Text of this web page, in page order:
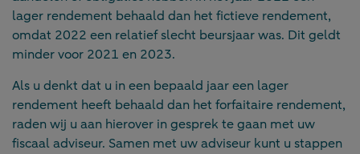
lager rendement behaald dan het fictieve rendement,
omdat 2022 een relatief slecht beursjaar was. Dit geldt
minder voor 2021 en 2023.
Als u denkt dat u in een bepaald jaar een lager
rendement heeft behaald dan het forfaitaire rendement,
raden wij u aan hierover in gesprek te gaan met uw
fiscaal adviseur. Samen met uw adviseur kunt u stappen